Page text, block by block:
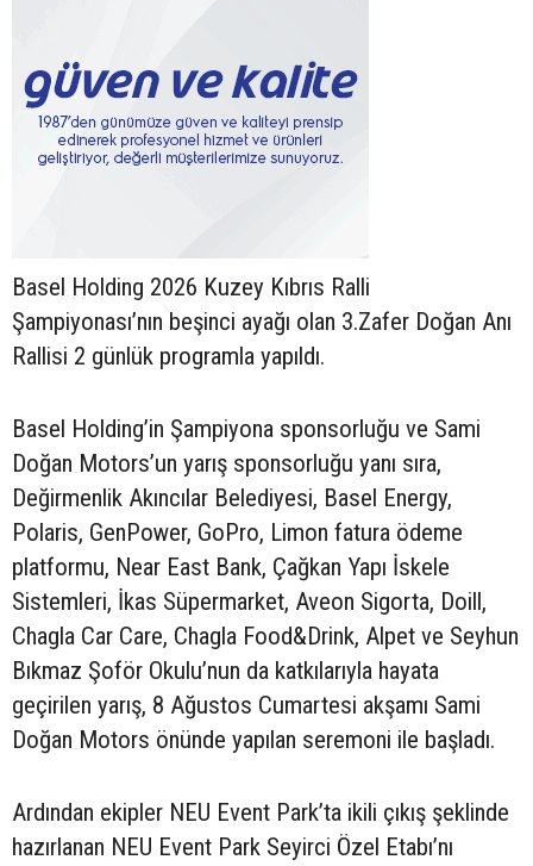
Basel Holding 2026 Kuzey Kıbrıs Ralli
Şampiyonası’nın beşinci ayağı olan 3.Zafer Doğan Anı
Rallisi 2 günlük programla yapıldı.
Basel Holding’in Şampiyona sponsorluğu ve Sami
Doğan Motors’un yarış sponsorluğu yanı sıra,
Değirmenlik Akıncılar Belediyesi, Basel Energy,
Polaris, GenPower, GoPro, Limon fatura ödeme
platformu, Near East Bank, Çağkan Yapı İskele
Sistemleri, İkas Süpermarket, Aveon Sigorta, Doill,
Chagla Car Care, Chagla Food&Drink, Alpet ve Seyhun
Bıkmaz Şoför Okulu’nun da katkılarıyla hayata
geçirilen yarış, 8 Ağustos Cumartesi akşamı Sami
Doğan Motors önünde yapılan seremoni ile başladı.
Ardından ekipler NEU Event Park’ta ikili çıkış şeklinde
hazırlanan NEU Event Park Seyirci Özel Etabı’nı